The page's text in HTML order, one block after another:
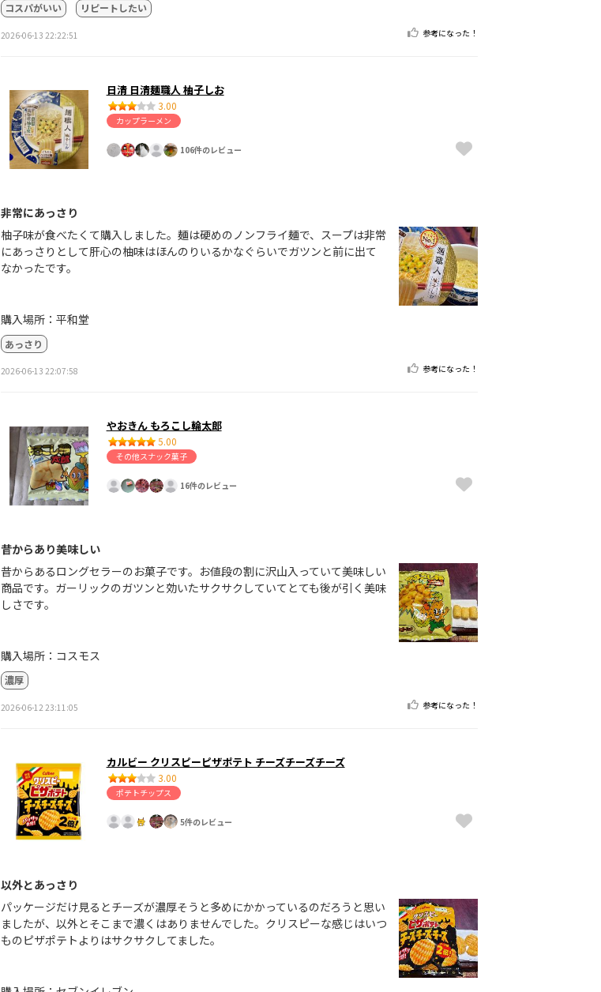
コスパがいい リピートしたい
2026-06-13 22:22:51 参考になった！
日清 日清麺職人 柚子しお
3.00
カップラーメン
106件のレビュー
非常にあっさり
柚子味が食べたくて購入しました。麺は硬めのノンフライ麺で、スープは非常
にあっさりとして肝心の柚味はほんのりいるかなぐらいでガツンと前に出て
なかったです。
購入場所：平和堂
あっさり
2026-06-13 22:07:58 参考になった！
やおきん もろこし輪太郎
5.00
その他スナック菓子
16件のレビュー
昔からあり美味しい
昔からあるロングセラーのお菓子です。お値段の割に沢山入っていて美味しい
商品です。ガーリックのガツンと効いたサクサクしていてとても後が引く美味
しさです。
購入場所：コスモス
濃厚
2026-06-12 23:11:05 参考になった！
カルビー クリスピーピザポテト チーズチーズチーズ
3.00
ポテトチップス
5件のレビュー
以外とあっさり
パッケージだけ見るとチーズが濃厚そうと多めにかかっているのだろうと思い
ましたが、以外とそこまで濃くはありませんでした。クリスピーな感じはいつ
ものピザポテトよりはサクサクしてました。